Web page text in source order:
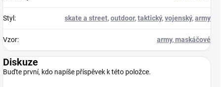
Styl : skate a street,outdoor,taktický,vojenský,army
Vzor: army, maskáčové
Diskuze
Buďte první, kdo napíše příspěvek k této položce.